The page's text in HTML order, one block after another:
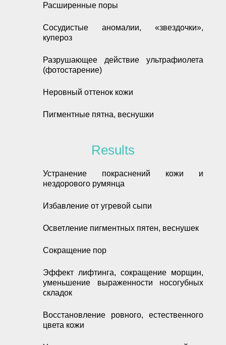
Расширенные поры
Сосудистые аномалии, «звездочки»,
купероз
Разрушающее действие ультрафиолета
(фотостарение)
Неровный оттенок кожи
Пигментные пятна, веснушки
Results
Устранение покраснений кожи и
нездорового румянца
Избавление от угревой сыпи
Осветление пигментных пятен, веснушек
Сокращение пор
Эффект лифтинга, сокращение морщин,
уменьшение выраженности носогубных
складок
Восстановление ровного, естественного
цвета кожи